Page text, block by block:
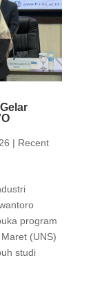
| Recent
program
(UNS)
studi